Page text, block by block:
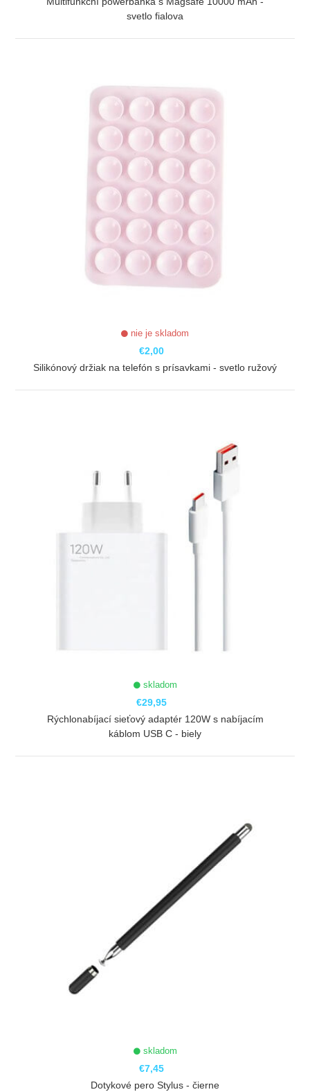
svetlo fialova
nie je skladom
€2,00
Silikónový držiak na telefón s prísavkami - svetlo ružový
skladom
€29,95
Rýchlonabíjací sieťový adaptér 120W s nabíjacím
káblom USB C - biely
skladom
€7,45
Dotykové pero Stylus - čierne